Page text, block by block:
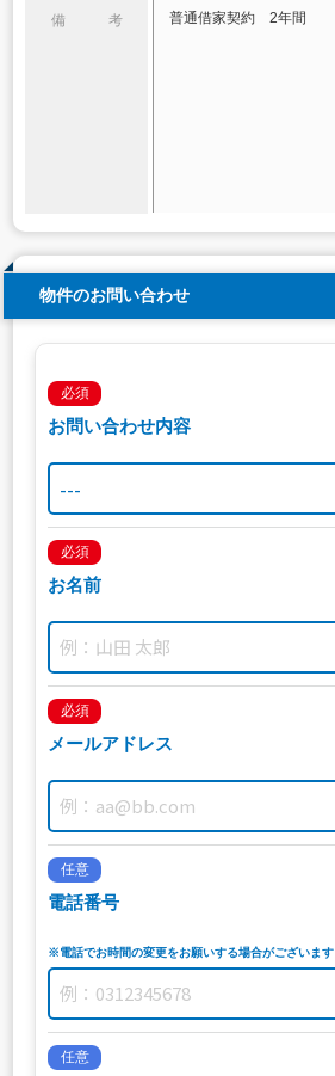
備 考 普通借家契約 2年間
物件のお問い合わせ
必須
お問い合わせ内容
必須
お名前
必須
メールアドレス
任意
電話番号
※電話でお時間の変更をお願いする場合がございます
任意